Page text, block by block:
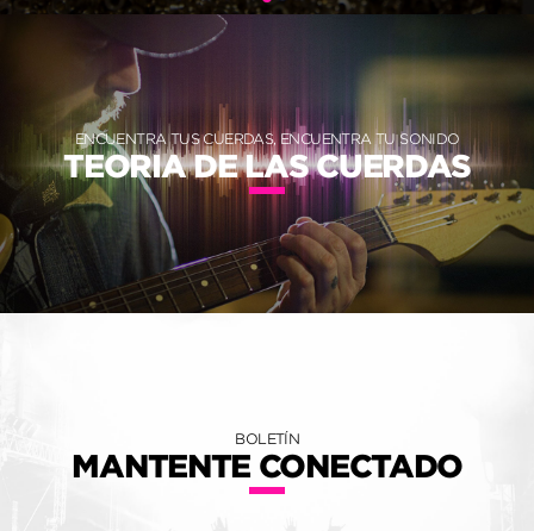
ENCUENTRA TUS CUERDAS, ENCUENTRA TU SONIDO
TEORIA DE LAS CUERDAS
BOLETÍN
MANTENTE CONECTADO